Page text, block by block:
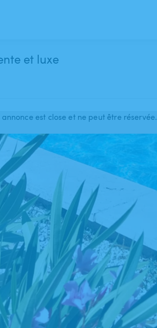
et luxe
annonce est close et ne peut être réservée.